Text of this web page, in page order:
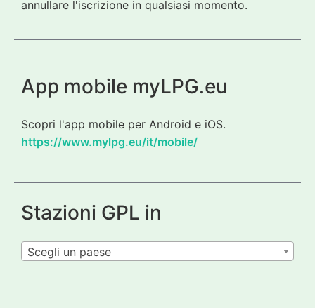
annullare l'iscrizione in qualsiasi momento.
App mobile myLPG.eu
Scopri l'app mobile per Android e iOS.
https://www.mylpg.eu/it/mobile/
Stazioni GPL in
Scegli un paese